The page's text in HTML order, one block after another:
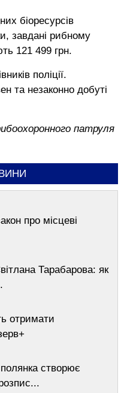
біоресурсів
завдані рибному
121 499 грн.
поліції.
та незаконно добуті
патруля
про місцеві
Тарабарова: як
отримати
створює